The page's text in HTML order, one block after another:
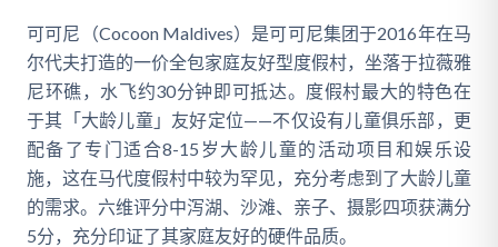
可可尼（Cocoon Maldives）是可可尼集团于2016年在马
尔代夫打造的一价全包家庭友好型度假村，坐落于拉薇雅
尼环礁，水飞约30分钟即可抵达。度假村最大的特色在
于其「大龄儿童」友好定位——不仅设有儿童俱乐部，更
配备了专门适合8-15岁大龄儿童的活动项目和娱乐设
施，这在马代度假村中较为罕见，充分考虑到了大龄儿童
的需求。六维评分中泻湖、沙滩、亲子、摄影四项获满分
5分，充分印证了其家庭友好的硬件品质。